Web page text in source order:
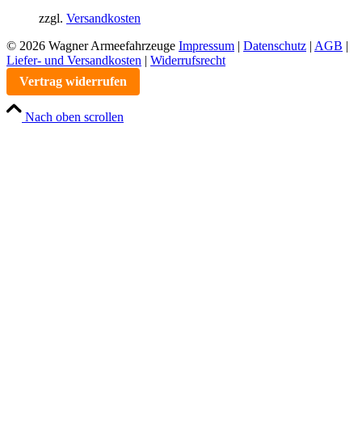
zzgl. Versandkosten
© 2026 Wagner Armeefahrzeuge Impressum | Datenschutz | AGB |
Liefer- und Versandkosten | Widerrufsrecht
Vertrag widerrufen
Nach oben scrollen